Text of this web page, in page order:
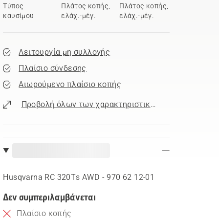
Τύπος
καυσίμου
Πλάτος κοπής,
ελάχ.-μέγ.
Πλάτος κοπής,
ελάχ.-μέγ.
Λειτουργία μη συλλογής
Πλαίσιο σύνδεσης
Αιωρούμενο πλαίσιο κοπής
Προβολή όλων των χαρακτηριστικών
Husqvarna RC 320Ts AWD - 970 62 12‑01
Δεν συμπεριλαμβάνεται
Πλαίσιο κοπής